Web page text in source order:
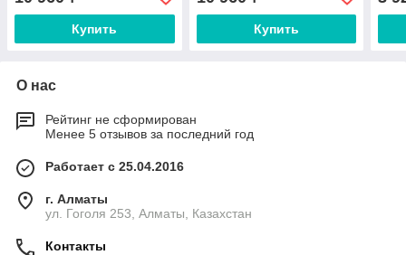
Купить Купить
О нас
Рейтинг не сформирован
Менее 5 отзывов за последний год
Работает с 25.04.2016
г. Алматы
ул. Гоголя 253, Алматы, Казахстан
Контакты